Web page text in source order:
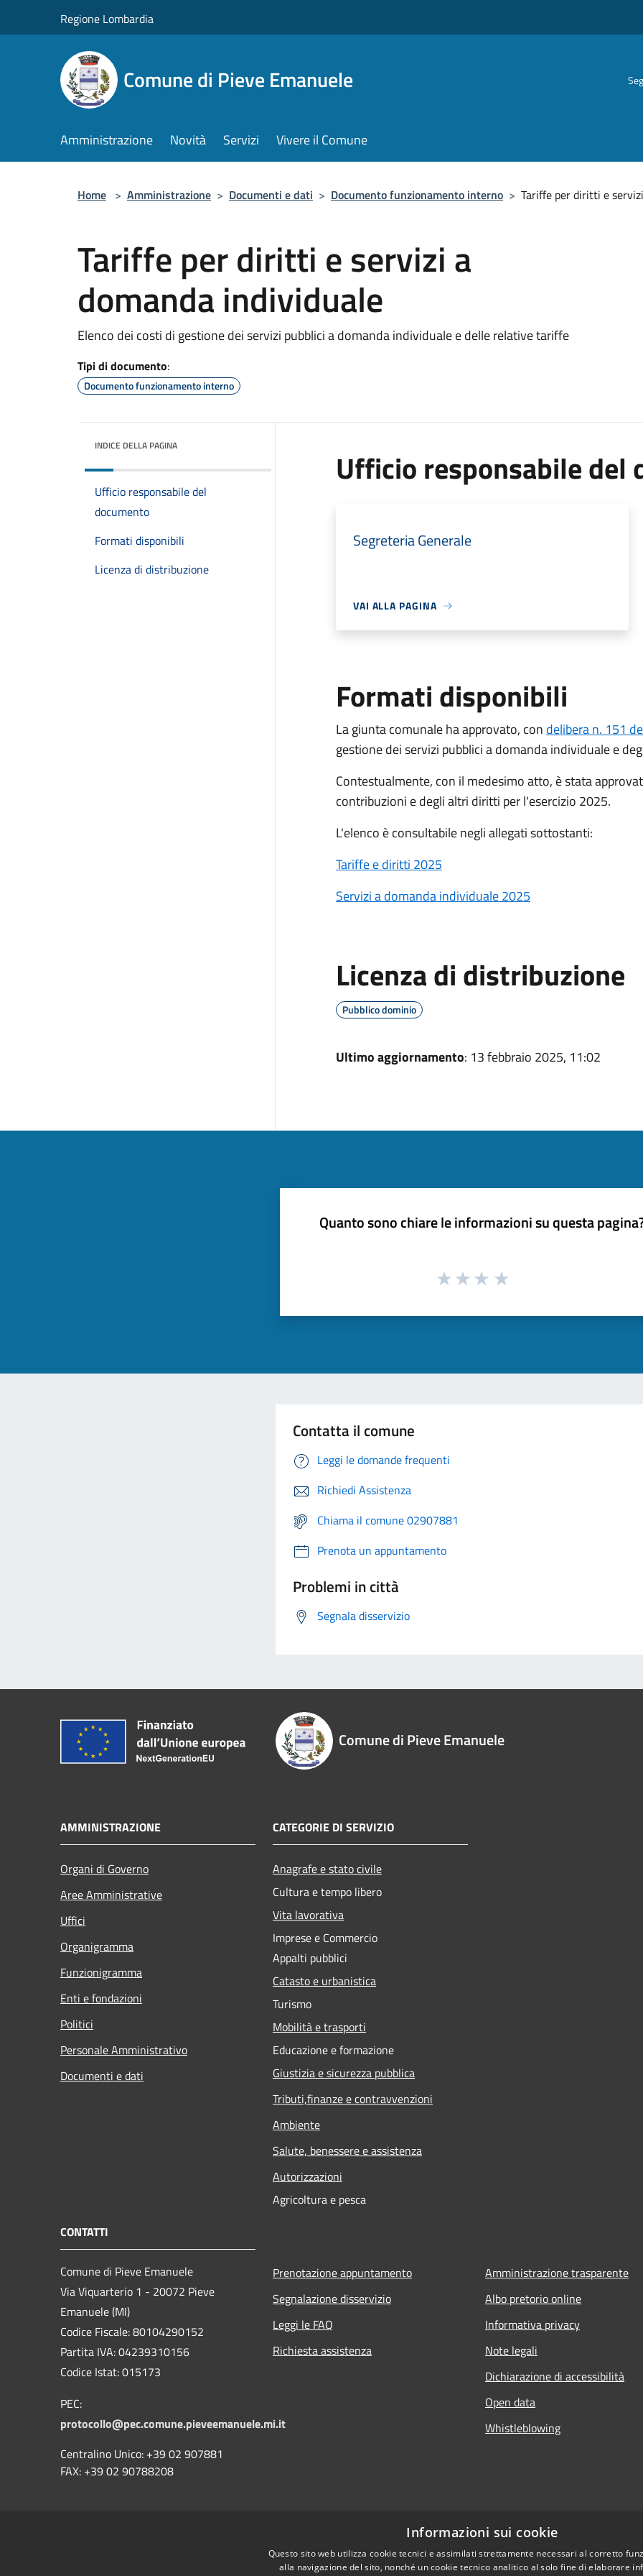
Regione Lombardia
Comune di Pieve Emanuele
Amministrazione Novità Servizi Vivere il Comune
Home > Amministrazione > Documenti e dati > Documento funzionamento interno > Tariffe per diritti e
Tariffe per diritti e servizi a
domanda individuale
Elenco dei costi di gestione dei servizi pubblici a domanda individuale e delle relative tariffe
Tipi di documento:
Documento funzionamento interno
INDICE DELLA PAGINA
Ufficio responsabile del
documento
Formati disponibili
Licenza di distribuzione
Ufficio responsabile del
Segreteria Generale
VAI ALLA PAGINA
Formati disponibili
La giunta comunale ha approvato, con delibera n. 151
gestione dei servizi pubblici a domanda individuale e
Contestualmente, con il medesimo atto, è stata
contribuzioni e degli altri diritti per l'esercizio 2025.
L'elenco è consultabile negli allegati sottostanti:
Tariffe e diritti 2025
Servizi a domanda individuale 2025
Licenza di distribuzione
Pubblico dominio
Ultimo aggiornamento: 13 febbraio 2025, 11:02
Quanto sono chiare le informazioni su questa
Contatta il comune
Leggi le domande frequenti
Richiedi Assistenza
Chiama il comune 02907881
Prenota un appuntamento
Problemi in città
Segnala disservizio
Comune di Pieve Emanuele
AMMINISTRAZIONE
Organi di Governo
Aree Amministrative
Uffici
Organigramma
Funzionigramma
Enti e fondazioni
Politici
Personale Amministrativo
Documenti e dati
CATEGORIE DI SERVIZIO
Anagrafe e stato civile
Cultura e tempo libero
Vita lavorativa
Imprese e Commercio
Appalti pubblici
Catasto e urbanistica
Turismo
Mobilità e trasporti
Educazione e formazione
Giustizia e sicurezza pubblica
Tributi,finanze e contravvenzioni
Ambiente
Salute, benessere e assistenza
Autorizzazioni
Agricoltura e pesca
CONTATTI
Comune di Pieve Emanuele
Via Viquarterio 1 - 20072 Pieve
Emanuele (MI)
Codice Fiscale: 80104290152
Partita IVA: 04239310156
Codice Istat: 015173
PEC:
protocollo@pec.comune.pieveemanuele.mi.it
Centralino Unico: +39 02 907881
FAX: +39 02 90788208
Prenotazione appuntamento
Segnalazione disservizio
Leggi le FAQ
Richiesta assistenza
Amministrazione trasparente
Albo pretorio online
Informativa privacy
Note legali
Dichiarazione di accessibilità
Open data
Whistleblowing
Informazioni sui cookie
Questo sito web utilizza cookie tecnici e assimilati strettamente necessari al corretto
alla navigazione del sito, nonché un cookie tecnico analitico al solo fine di elaborare